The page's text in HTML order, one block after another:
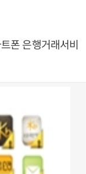
폰 은행거래서비